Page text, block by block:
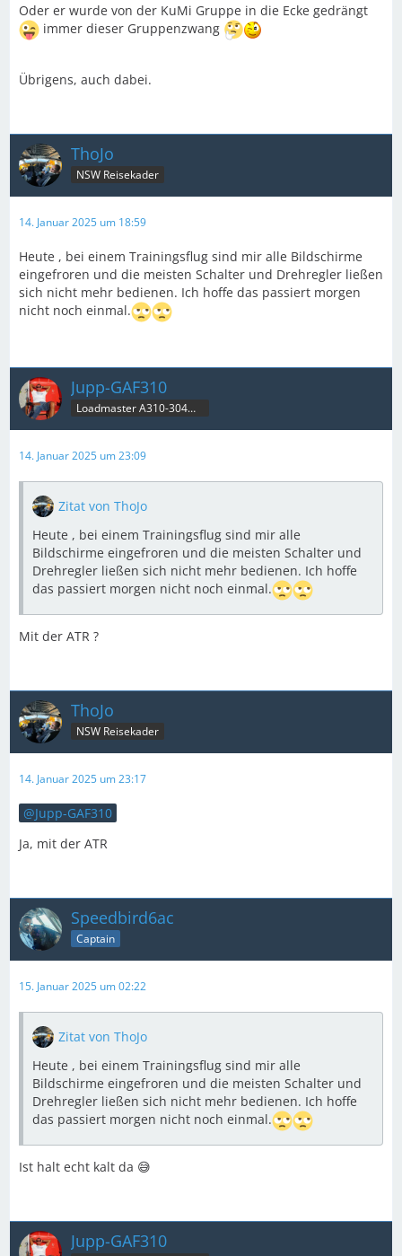
Oder er wurde von der KuMi Gruppe in die Ecke gedrängt
immer dieser Gruppenzwang
Übrigens, auch dabei.
ThoJo
NSW Reisekader
14. Januar 2025 um 18:59
Heute , bei einem Trainingsflug sind mir alle Bildschirme
eingefroren und die meisten Schalter und Drehregler ließen
sich nicht mehr bedienen. Ich hoffe das passiert morgen
nicht noch einmal.
Jupp-GAF310
Loadmaster A310-304MRT & B707C
14. Januar 2025 um 23:09
Zitat von ThoJo
Heute , bei einem Trainingsflug sind mir alle
Bildschirme eingefroren und die meisten Schalter und
Drehregler ließen sich nicht mehr bedienen. Ich hoffe
das passiert morgen nicht noch einmal.
Mit der ATR ?
ThoJo
NSW Reisekader
14. Januar 2025 um 23:17
Jupp-GAF310
Ja, mit der ATR
Speedbird6ac
Captain
15. Januar 2025 um 02:22
Zitat von ThoJo
Heute , bei einem Trainingsflug sind mir alle
Bildschirme eingefroren und die meisten Schalter und
Drehregler ließen sich nicht mehr bedienen. Ich hoffe
das passiert morgen nicht noch einmal.
Ist halt echt kalt da 😅
Jupp-GAF310